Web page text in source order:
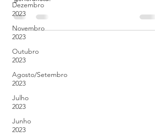
Dezembro
2023
Novembro
2023
Outubro
2023
Agosto/Setembro
2023
Julho
2023
Junho
2023
Resumo da literatura médica mais recente
inspirada em perfil hospitalista e mente
generalista.